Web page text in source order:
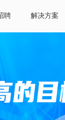
聘 解决方案